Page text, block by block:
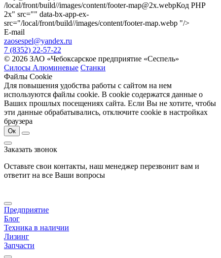
/local/front/build//images/content/footer-map@2x.webpКод PHP
2x" src="" data-bx-app-ex-
src="/local/front/build//images/content/footer-map.webp "/>
E-mail
zaosespel@yandex.ru
7 (8352) 22-57-22
© 2026 ЗАО «Чебоксарское предприятие «Сеспель»
Силосы Алюминевые Станки
Файлы Cookie
Для повышения удобства работы с сайтом на нем
используются файлы cookie. В cookie содержатся данные о
Ваших прошлых посещениях сайта. Если Вы не хотите, чтобы
эти данные обрабатывались, отключите cookie в настройках
браузера
Ок
Заказать звонок
Оставьте свои контакты, наш менеджер перезвонит вам и
ответит на все Ваши вопросы
Предприятие
Блог
Техника в наличии
Лизинг
Запчасти